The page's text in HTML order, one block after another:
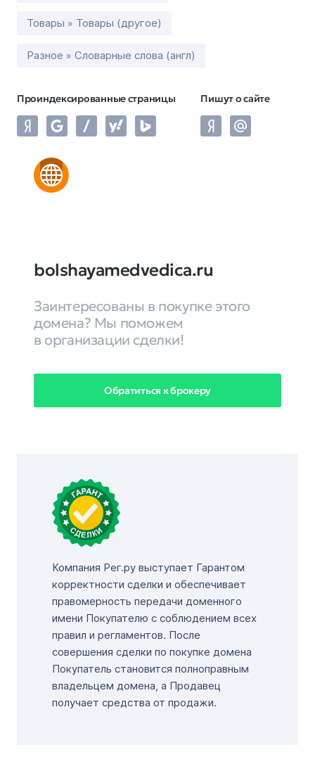
Товары » Товары (другое)
Разное » Словарные слова (англ)
Проиндексированные страницы Пишут о сайте
bolshayamedvedica.ru
Заинтересованы в покупке этого
домена? Мы поможем
в организации сделки!
Обратиться к брокеру
Компания Рег.ру выступает Гарантом
корректности сделки и обеспечивает
правомерность передачи доменного
имени Покупателю с соблюдением всех
правил и регламентов. После
совершения сделки по покупке домена
Покупатель становится полноправным
владельцем домена, а Продавец
получает средства от продажи.